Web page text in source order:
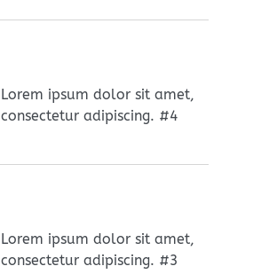
Lorem ipsum dolor sit amet,
consectetur adipiscing. #4
Lorem ipsum dolor sit amet,
consectetur adipiscing. #3